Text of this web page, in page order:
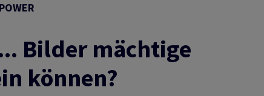
Bilder mächtige
können?